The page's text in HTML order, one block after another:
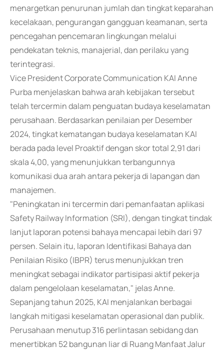
menargetkan penurunan jumlah dan tingkat keparahan
kecelakaan, pengurangan gangguan keamanan, serta
pencegahan pencemaran lingkungan melalui
pendekatan teknis, manajerial, dan perilaku yang
terintegrasi.
Vice President Corporate Communication KAI Anne
Purba menjelaskan bahwa arah kebijakan tersebut
telah tercermin dalam penguatan budaya keselamatan
perusahaan. Berdasarkan penilaian per Desember
2024, tingkat kematangan budaya keselamatan KAI
berada pada level Proaktif dengan skor total 2,91 dari
skala 4,00, yang menunjukkan terbangunnya
komunikasi dua arah antara pekerja di lapangan dan
manajemen.
"Peningkatan ini tercermin dari pemanfaatan aplikasi
Safety Railway Information (SRI), dengan tingkat tindak
lanjut laporan potensi bahaya mencapai lebih dari 97
persen. Selain itu, laporan Identifikasi Bahaya dan
Penilaian Risiko (IBPR) terus menunjukkan tren
meningkat sebagai indikator partisipasi aktif pekerja
dalam pengelolaan keselamatan," jelas Anne.
Sepanjang tahun 2025, KAI menjalankan berbagai
langkah mitigasi keselamatan operasional dan publik.
Perusahaan menutup 316 perlintasan sebidang dan
menertibkan 52 bangunan liar di Ruang Manfaat Jalur